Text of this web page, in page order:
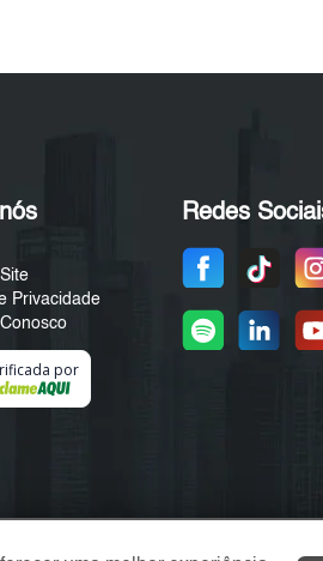
Privacidade
por
Redes